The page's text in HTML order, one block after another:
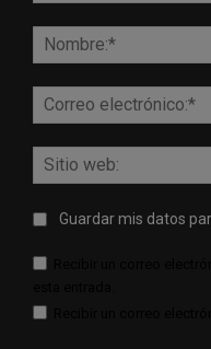
Guardar mis datos